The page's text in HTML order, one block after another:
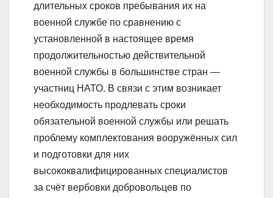
длительных сроков пребывания их на
военной службе по сравнению с
установленной в настоящее время
продолжительностью действительной
военной службы в большинстве стран —
участниц НАТО. В связи с этим возникает
необходимость продлевать сроки
обязательной военной службы или решать
проблему комплектования вооружённых сил
и подготовки для них
высококвалифицированных специалистов
за счёт вербовки добровольцев по